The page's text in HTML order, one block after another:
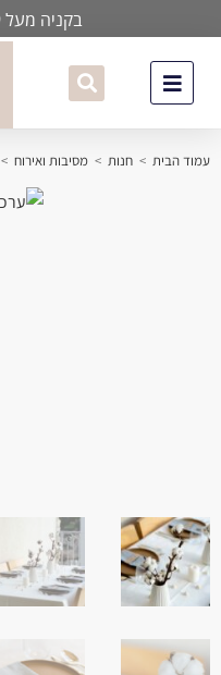
בקניה מעל 199 - משלוח חינם
עמוד הבית > חנות > מסיבות ואירוח >